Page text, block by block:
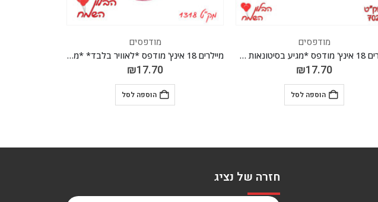
מודפסים
מיילרים 18 אינץ' מודפס *לאוויר בלבד* *מגיע בסיטונאות חבילה של 5 יח'*
₪17.70
הוספה לסל
מודפסים
מיילרים 18 אינץ' מודפס *מגיע בסיטונאות חבילה של 5 יח' *
₪17.70
הוספה לסל
חזרה של נציג